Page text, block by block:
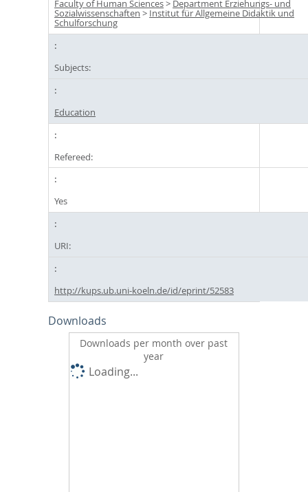
Faculty of Human Sciences> Department Erziehungs- und
Sozialwissenschaften > Institut für Allgemeine Didaktik und
Schulforschung
Subjects:
Education
Refereed:
Yes
URI:
http://kups.ub.uni-koeln.de/id/eprint/52583
Downloads
Downloads per month over past
year
Loading...